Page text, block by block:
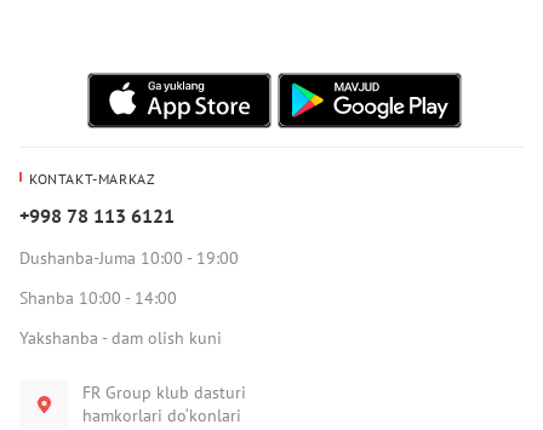
KONTAKT-MARKAZ
+998 78 113 6121
Dushanba-Juma 10:00 - 19:00
Shanba 10:00 - 14:00
Yakshanba - dam olish kuni
FR Group klub dasturi
hamkorlari do‘konlari